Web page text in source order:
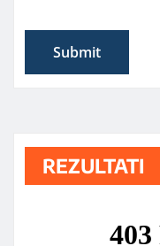
REZULTATI